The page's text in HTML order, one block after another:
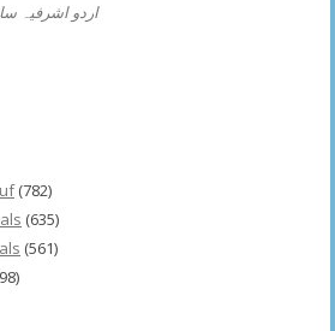
اردو اشرفیہ
(782)
(635)
(561)